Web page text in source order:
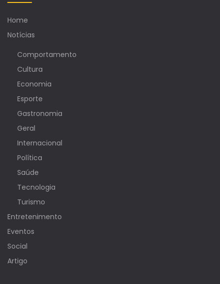
Home
Notícias
Comportamento
Cultura
Economia
Esporte
Gastronomia
Geral
Internacional
Política
Saúde
Tecnologia
Turismo
Entretenimento
Eventos
Social
Artigo